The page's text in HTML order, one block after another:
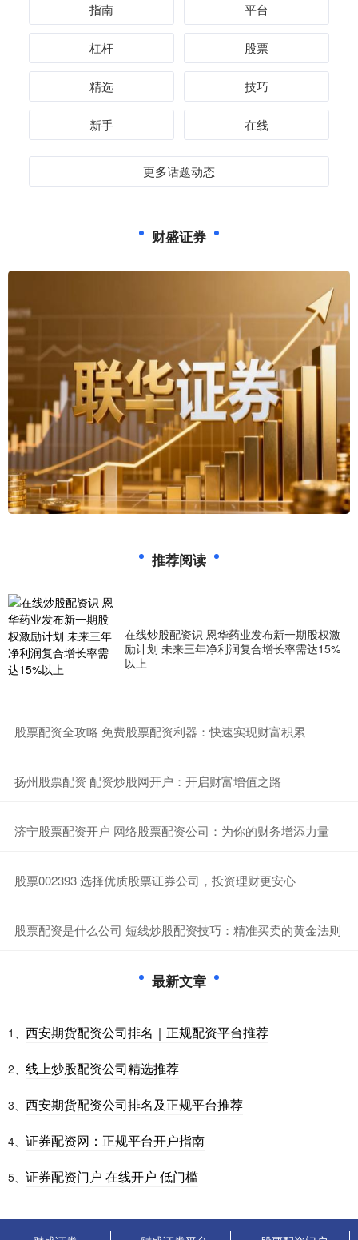
指南 平台
杠杆 股票
精选 技巧
新手 在线
更多话题动态
财盛证券
推荐阅读
在线炒股配资识 恩华药业发布新一期股权激
励计划 未来三年净利润复合增长率需达15%
以上
​股票配资全攻略 免费股票配资利器：快速实现财富积累
​扬州股票配资 配资炒股网开户：开启财富增值之路
​济宁股票配资开户 网络股票配资公司：为你的财务增添力量
​股票002393 选择优质股票证券公司，投资理财更安心
​股票配资是什么公司 短线炒股配资技巧：精准买卖的黄金法则
最新文章
1、 西安期货配资公司排名｜正规配资平台推荐
2、 线上炒股配资公司精选推荐
3、 西安期货配资公司排名及正规平台推荐
4、 证券配资网：正规平台开户指南
5、 证券配资门户 在线开户 低门槛